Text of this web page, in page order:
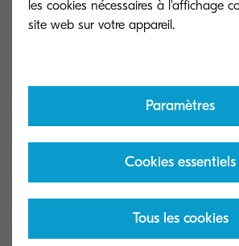
Type général
Multifonction monochrome A4
Vitesse d’impression
Jusqu’à 40 pages A4 par minute
les cookies nécessaires à l'affichage
Paramètres
Cookies essentiels
Tous les cookies